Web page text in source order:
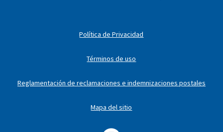
Política de Privacidad
Términos de uso
Reglamentación de reclamaciones e indemnizaciones postales
Mapa del sitio